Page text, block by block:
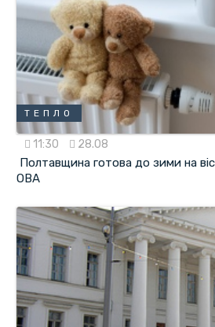
ТЕПЛО
11:30 28.08
Полтавщина готова до зими на
ОВА